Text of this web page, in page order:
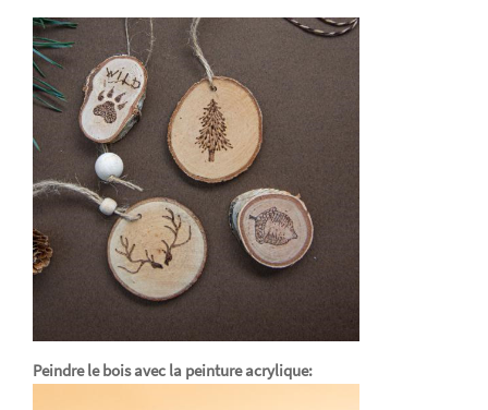
Peindre le bois avec la peinture acrylique: